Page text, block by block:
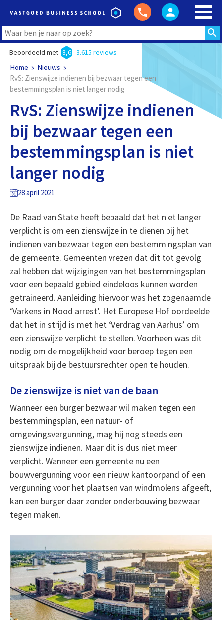
Beoordeeld met 8,6 3.615 reviews
Home
Nieuws
RvS: Zienswijze indienen bij bezwaar tegen een
bestemmingsplan is niet langer nodig
RvS: Zienswijze indienen
bij bezwaar tegen een
bestemmingsplan is niet
langer nodig
28 april 2021
De Raad van State heeft bepaald dat het niet langer
verplicht is om een zienswijze in te dienen bij het
indienen van bezwaar tegen een bestemmingsplan van
de gemeente. Gemeenten vrezen dat dit tot gevolg
zal hebben dat wijzigingen van het bestemmingsplan
voor een bepaald gebied eindeloos kunnen worden
getraineerd. Aanleiding hiervoor was het zogenaamde
‘Varkens in Nood arrest’. Het Europese Hof oordeelde
dat het in strijd is met het ‘Verdrag van Aarhus’ om
een zienswijze verplicht te stellen. Voorheen was dit
nodig om de mogelijkheid voor beroep tegen een
uitspraak bij de bestuursrechter open te houden.
De zienswijze is niet van de baan
Wanneer een burger bezwaar wil maken tegen een
bestemmingsplan, een natuur- of
omgevingsvergunning, mag hij nog steeds een
zienswijze indienen. Maar dit is dus niet meer
verplicht. Wanneer een gemeente nu een
bouwvergunning voor een nieuw kantoorpand of een
vergunning voor het plaatsen van windmolens afgeeft,
kan een burger daar zonder onderbouwing bezwaar
tegen maken.